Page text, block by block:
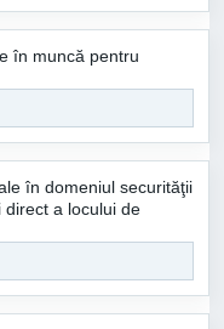
în muncă pentru
în domeniul securităţii
a locului de